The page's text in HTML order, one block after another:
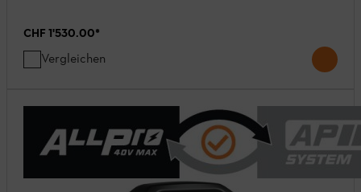
CHF 1'530.00*
Vergleichen